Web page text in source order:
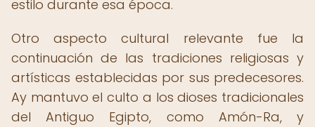
estilo durante esa época.
Otro aspecto cultural relevante fue la
continuación de las tradiciones religiosas y
artísticas establecidas por sus predecesores.
Ay mantuvo el culto a los dioses tradicionales
del Antiguo Egipto, como Amón-Ra, y